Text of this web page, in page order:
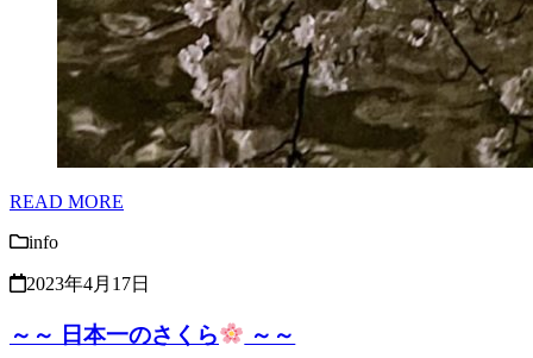
READ MORE
info
2023年4月17日
～～ 日本一のさくら ～～